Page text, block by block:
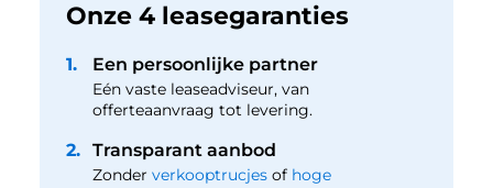
Onze 4 leasegaranties
1. Een persoonlijke partner
Eén vaste leaseadviseur, van
offerteaanvraag tot levering.
2. Transparant aanbod
Zonder verkooptrucjes of hoge